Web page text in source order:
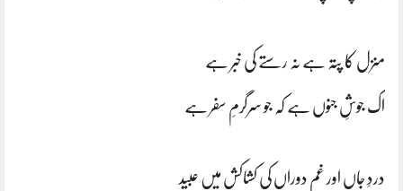
منزل کا پتہ ہے نہ رستے کی خبر ہے
اک جوشِ جنوں ہے کہ جو سرگرمِ سفر ہے
دردِ جاں اور غمِ دوراں کی کشاکش میں عبید